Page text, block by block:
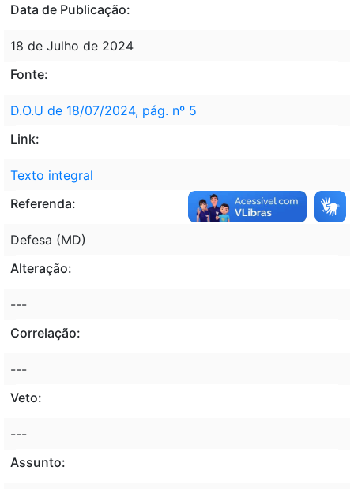
Data de Publicação:
18 de Julho de 2024
Fonte:
D.O.U de 18/07/2024, pág. nº 5
Link:
Texto integral
Referenda:
Defesa (MD)
Alteração:
---
Correlação:
---
Veto:
---
Assunto: